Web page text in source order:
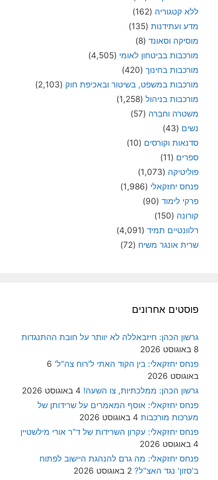
ללא קטגוריה (162)
מדע ועתידנות (135)
מוסיקה וסאונד (8)
מורכבות בביטחון לאומי (4,505)
מורכבות בחינוך (420)
מורכבות במשפט, בשיטור ובאכיפת חוק (2,103)
מורכבות בניהול (1,258)
משטרה וחברה (57)
נשים (43)
סדנאות וקורסים (10)
ספרים (11)
פוליטיקה (1,073)
פנחס יחזקאלי (1,986)
פרקי לימוד (90)
קורונה (150)
רלוונטיים תמיד (4,091)
שרית אונגר משיח (72)
פוסטים אחרונים
גרשון הכהן: חיזבאללה לא יוותר על חובת ההתנגדות
8 באוגוסט 2026
פנחס יחזקאלי: בין הקוד האתי ל'רוח צה"ל' 6
באוגוסט 2026
גרשון הכהן: ממלכתיות, צו השעה! 4 באוגוסט 2026
פנחס יחזקאלי: אוסף המאמרים על שרידותן של
מערכות מורכבות 4 באוגוסט 2026
פנחס יחזקאלי: עקרון השרידות של ד"ר אורי מילשטיין
4 באוגוסט 2026
פנחס יחזקאלי: מה גרם להנהגת היישוב לפתוח
ב'סזון' נגד האצ"ל? 2 באוגוסט 2026